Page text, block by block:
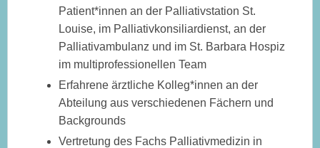
Patient*innen an der Palliativstation St.
Louise, im Palliativkonsiliardienst, an der
Palliativambulanz und im St. Barbara Hospiz
im multiprofessionellen Team
Erfahrene ärztliche Kolleg*innen an der
Abteilung aus verschiedenen Fächern und
Backgrounds
Vertretung des Fachs Palliativmedizin in